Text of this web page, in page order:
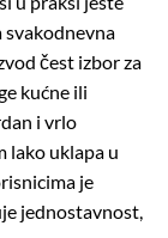
svakodnevna
čest izbor za
kućne ili
i vrlo
lako uklapa u
je
jednostavnost,